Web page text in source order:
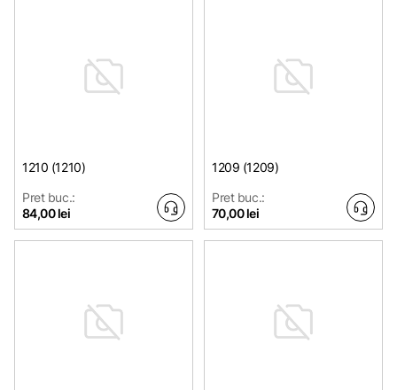
1210 (1210)
Pret buc.:
84,00 lei
1209 (1209)
Pret buc.:
70,00 lei